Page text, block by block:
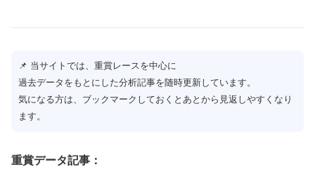
📌 当サイトでは、重賞レースを中心に
過去データをもとにした分析記事を随時更新しています。
気になる方は、ブックマークしておくとあとから見返しやすくなり
ます。
重賞データ記事：